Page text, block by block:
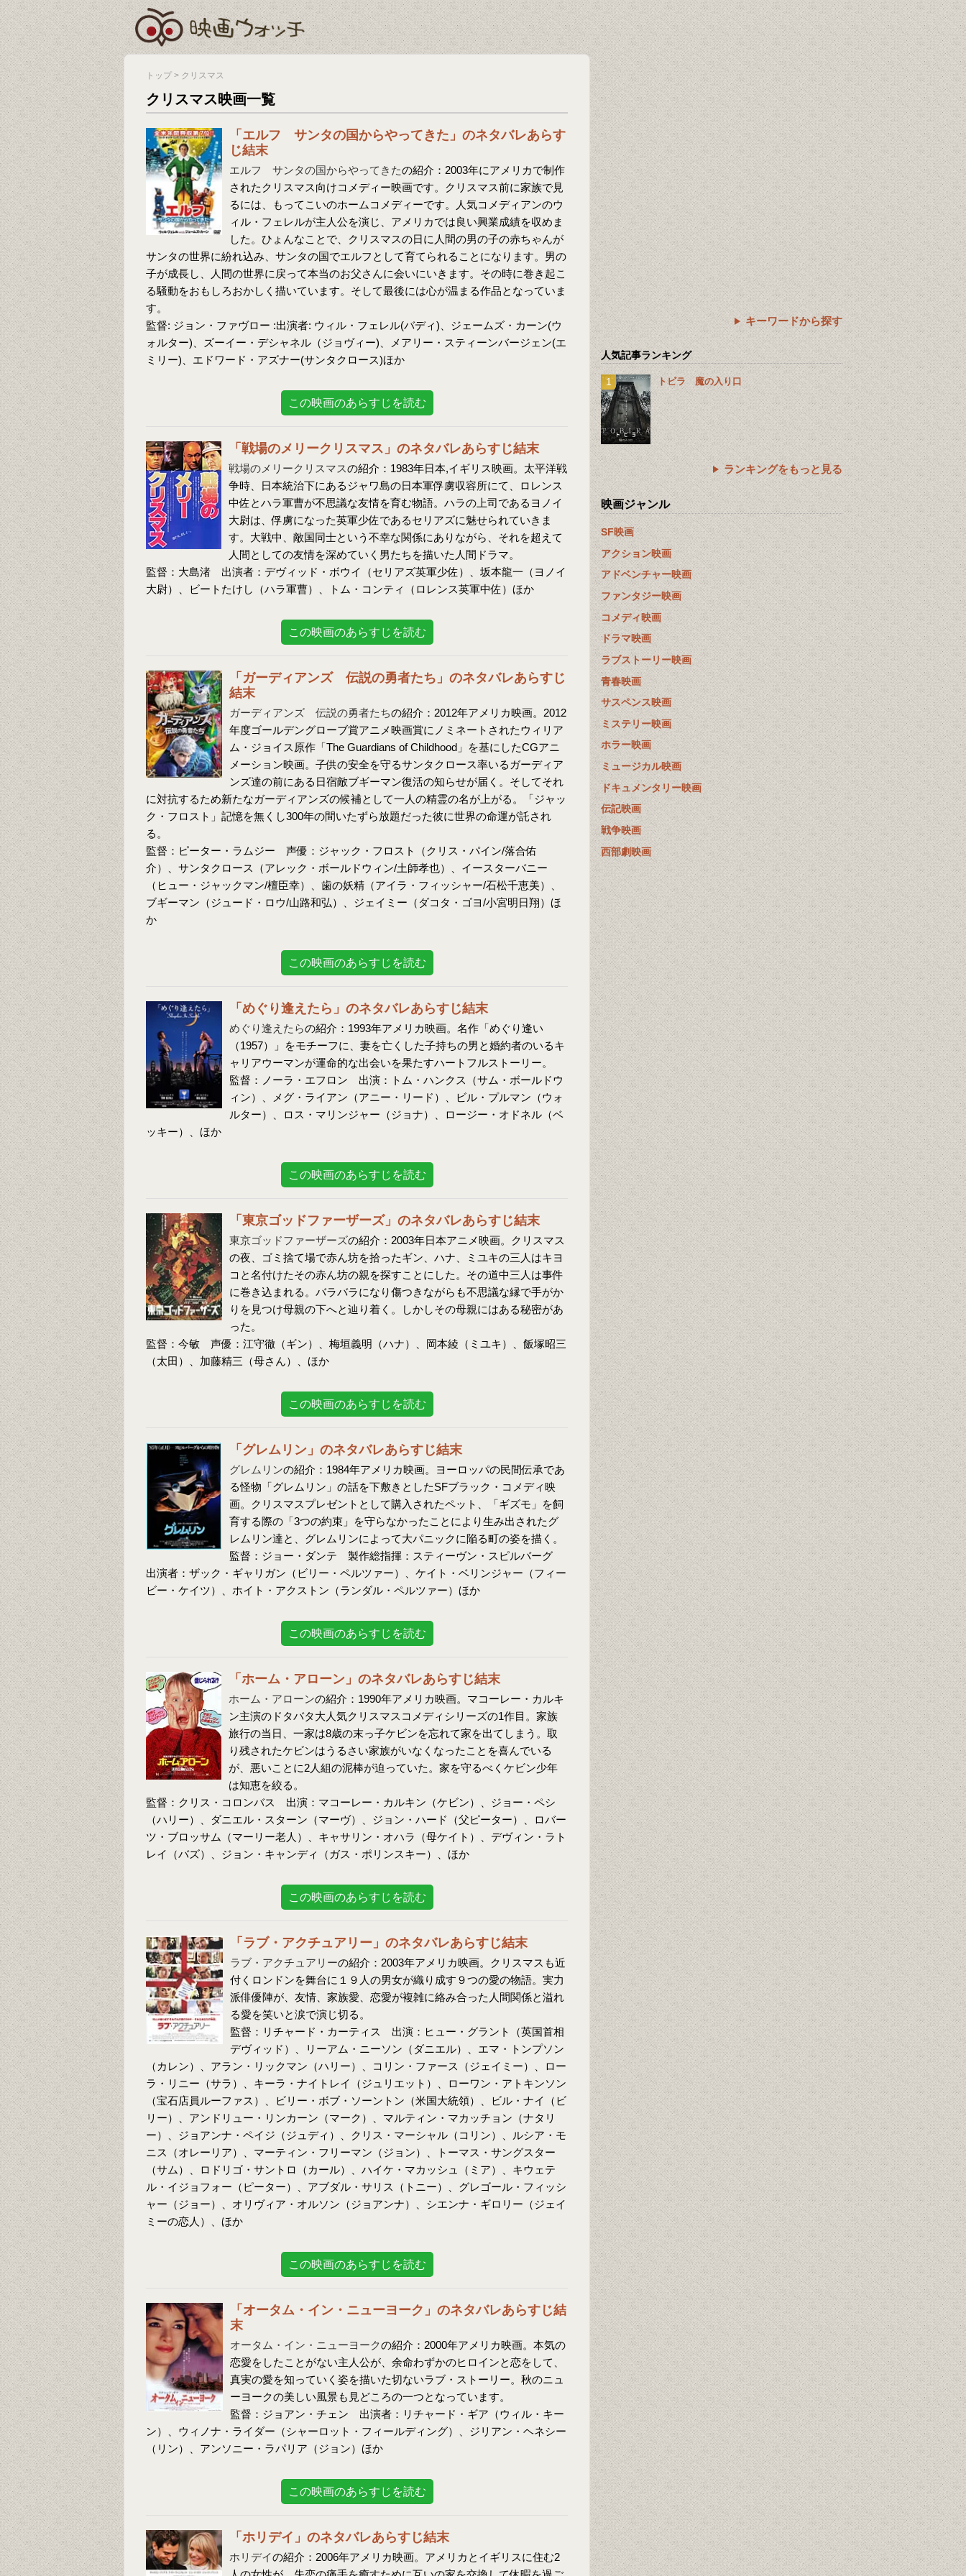
トップ > クリスマス
クリスマス映画一覧
「エルフ サンタの国からやってきた」のネタバレあらす
じ結末
エルフ サンタの国からやってきたの紹介：2003年にアメリカで制作
されたクリスマス向けコメディー映画です。クリスマス前に家族で見
るには、もってこいのホームコメディーです。人気コメディアンのウ
ィル・フェレルが主人公を演じ、アメリカでは良い興業成績を収めま
した。ひょんなことで、クリスマスの日に人間の男の子の赤ちゃんが
サンタの世界に紛れ込み、サンタの国でエルフとして育てられることになります。男の
子が成長し、人間の世界に戻って本当のお父さんに会いにいきます。その時に巻き起こ
る騒動をおもしろおかしく描いています。そして最後には心が温まる作品となっていま
す。
監督: ジョン・ファヴロー :出演者: ウィル・フェレル(バディ)、ジェームズ・カーン(ウ
ォルター)、ズーイー・デシャネル（ジョヴィー)、メアリー・スティーンバージェン(エ
ミリー)、エドワード・アズナー(サンタクロース)ほか
この映画のあらすじを読む
「戦場のメリークリスマス」のネタバレあらすじ結末
戦場のメリークリスマスの紹介：1983年日本,イギリス映画。太平洋戦
争時、日本統治下にあるジャワ島の日本軍俘虜収容所にて、ロレンス
中佐とハラ軍曹が不思議な友情を育む物語。ハラの上司であるヨノイ
大尉は、俘虜になった英軍少佐であるセリアズに魅せられていきま
す。大戦中、敵国同士という不幸な関係にありながら、それを超えて
人間としての友情を深めていく男たちを描いた人間ドラマ。
監督：大島渚 出演者：デヴィッド・ボウイ（セリアズ英軍少佐）、坂本龍一（ヨノイ
大尉）、ビートたけし（ハラ軍曹）、トム・コンティ（ロレンス英軍中佐）ほか
この映画のあらすじを読む
「ガーディアンズ 伝説の勇者たち」のネタバレあらすじ
結末
ガーディアンズ 伝説の勇者たちの紹介：2012年アメリカ映画。2012
年度ゴールデングローブ賞アニメ映画賞にノミネートされたウィリア
ム・ジョイス原作「The Guardians of Childhood」を基にしたCGアニ
メーション映画。子供の安全を守るサンタクロース率いるガーディア
ンズ達の前にある日宿敵ブギーマン復活の知らせが届く。そしてそれ
に対抗するため新たなガーディアンズの候補として一人の精霊の名が上がる。「ジャッ
ク・フロスト」記憶を無くし300年の間いたずら放題だった彼に世界の命運が託され
る。
監督：ピーター・ラムジー 声優：ジャック・フロスト（クリス・パイン/落合佑
介）、サンタクロース（アレック・ボールドウィン/土師孝也）、イースターバニー
（ヒュー・ジャックマン/檀臣幸）、歯の妖精（アイラ・フィッシャー/石松千恵美）、
ブギーマン（ジュード・ロウ/山路和弘）、ジェイミー（ダコタ・ゴヨ/小宮明日翔）ほ
か
この映画のあらすじを読む
「めぐり逢えたら」のネタバレあらすじ結末
めぐり逢えたらの紹介：1993年アメリカ映画。名作「めぐり逢い
（1957）」をモチーフに、妻を亡くした子持ちの男と婚約者のいるキ
ャリアウーマンが運命的な出会いを果たすハートフルストーリー。
監督：ノーラ・エフロン 出演：トム・ハンクス（サム・ボールドウ
ィン）、メグ・ライアン（アニー・リード）、ビル・プルマン（ウォ
ルター）、ロス・マリンジャー（ジョナ）、ロージー・オドネル（ベ
ッキー）、ほか
この映画のあらすじを読む
「東京ゴッドファーザーズ」のネタバレあらすじ結末
東京ゴッドファーザーズの紹介：2003年日本アニメ映画。クリスマス
の夜、ゴミ捨て場で赤ん坊を拾ったギン、ハナ、ミユキの三人はキヨ
コと名付けたその赤ん坊の親を探すことにした。その道中三人は事件
に巻き込まれる。バラバラになり傷つきながらも不思議な縁で手がか
りを見つけ母親の下へと辿り着く。しかしその母親にはある秘密があ
った。
監督：今敏 声優：江守徹（ギン）、梅垣義明（ハナ）、岡本綾（ミユキ）、飯塚昭三
（太田）、加藤精三（母さん）、ほか
この映画のあらすじを読む
「グレムリン」のネタバレあらすじ結末
グレムリンの紹介：1984年アメリカ映画。ヨーロッパの民間伝承であ
る怪物「グレムリン」の話を下敷きとしたSFブラック・コメディ映
画。クリスマスプレゼントとして購入されたペット、「ギズモ」を飼
育する際の「3つの約束」を守らなかったことにより生み出されたグ
レムリン達と、グレムリンによって大パニックに陥る町の姿を描く。
監督：ジョー・ダンテ 製作総指揮：スティーヴン・スピルバーグ
出演者：ザック・ギャリガン（ビリー・ペルツァー）、ケイト・ベリンジャー（フィー
ビー・ケイツ）、ホイト・アクストン（ランダル・ペルツァー）ほか
この映画のあらすじを読む
「ホーム・アローン」のネタバレあらすじ結末
ホーム・アローンの紹介：1990年アメリカ映画。マコーレー・カルキ
ン主演のドタバタ大人気クリスマスコメディシリーズの1作目。家族
旅行の当日、一家は8歳の末っ子ケビンを忘れて家を出てしまう。取
り残されたケビンはうるさい家族がいなくなったことを喜んでいる
が、悪いことに2人組の泥棒が迫っていた。家を守るべくケビン少年
は知恵を絞る。
監督：クリス・コロンバス 出演：マコーレー・カルキン（ケビン）、ジョー・ペシ
（ハリー）、ダニエル・スターン（マーヴ）、ジョン・ハード（父ピーター）、ロバー
ツ・ブロッサム（マーリー老人）、キャサリン・オハラ（母ケイト）、デヴィン・ラト
レイ（バズ）、ジョン・キャンディ（ガス・ポリンスキー）、ほか
この映画のあらすじを読む
「ラブ・アクチュアリー」のネタバレあらすじ結末
ラブ・アクチュアリーの紹介：2003年アメリカ映画。クリスマスも近
付くロンドンを舞台に１９人の男女が織り成す９つの愛の物語。実力
派俳優陣が、友情、家族愛、恋愛が複雑に絡み合った人間関係と溢れ
る愛を笑いと涙で演じ切る。
監督：リチャード・カーティス 出演：ヒュー・グラント（英国首相
デヴィッド）、リーアム・ニーソン（ダニエル）、エマ・トンプソン
（カレン）、アラン・リックマン（ハリー）、コリン・ファース（ジェイミー）、ロー
ラ・リニー（サラ）、キーラ・ナイトレイ（ジュリエット）、ローワン・アトキンソン
（宝石店員ルーファス）、ビリー・ボブ・ソーントン（米国大統領）、ビル・ナイ（ビ
リー）、アンドリュー・リンカーン（マーク）、マルティン・マカッチョン（ナタリ
ー）、ジョアンナ・ペイジ（ジュディ）、クリス・マーシャル（コリン）、ルシア・モ
ニス（オレーリア）、マーティン・フリーマン（ジョン）、トーマス・サングスター
（サム）、ロドリゴ・サントロ（カール）、ハイケ・マカッシュ（ミア）、キウェテ
ル・イジョフォー（ピーター）、アブダル・サリス（トニー）、グレゴール・フィッシ
ャー（ジョー）、オリヴィア・オルソン（ジョアンナ）、シエンナ・ギロリー（ジェイ
ミーの恋人）、ほか
この映画のあらすじを読む
「オータム・イン・ニューヨーク」のネタバレあらすじ結
末
オータム・イン・ニューヨークの紹介：2000年アメリカ映画。本気の
恋愛をしたことがない主人公が、余命わずかのヒロインと恋をして、
真実の愛を知っていく姿を描いた切ないラブ・ストーリー。秋のニュ
ーヨークの美しい風景も見どころの一つとなっています。
監督：ジョアン・チェン 出演者：リチャード・ギア（ウィル・キー
ン）、ウィノナ・ライダー（シャーロット・フィールディング）、ジリアン・ヘネシー
（リン）、アンソニー・ラパリア（ジョン）ほか
この映画のあらすじを読む
「ホリデイ」のネタバレあらすじ結末
ホリデイの紹介：2006年アメリカ映画。アメリカとイギリスに住む2
キーワードから探す
人気記事ランキング
トビラ 魔の入り口
ランキングをもっと見る
映画ジャンル
SF映画
アクション映画
アドベンチャー映画
ファンタジー映画
コメディ映画
ドラマ映画
ラブストーリー映画
青春映画
サスペンス映画
ミステリー映画
ホラー映画
ミュージカル映画
ドキュメンタリー映画
伝記映画
戦争映画
西部劇映画